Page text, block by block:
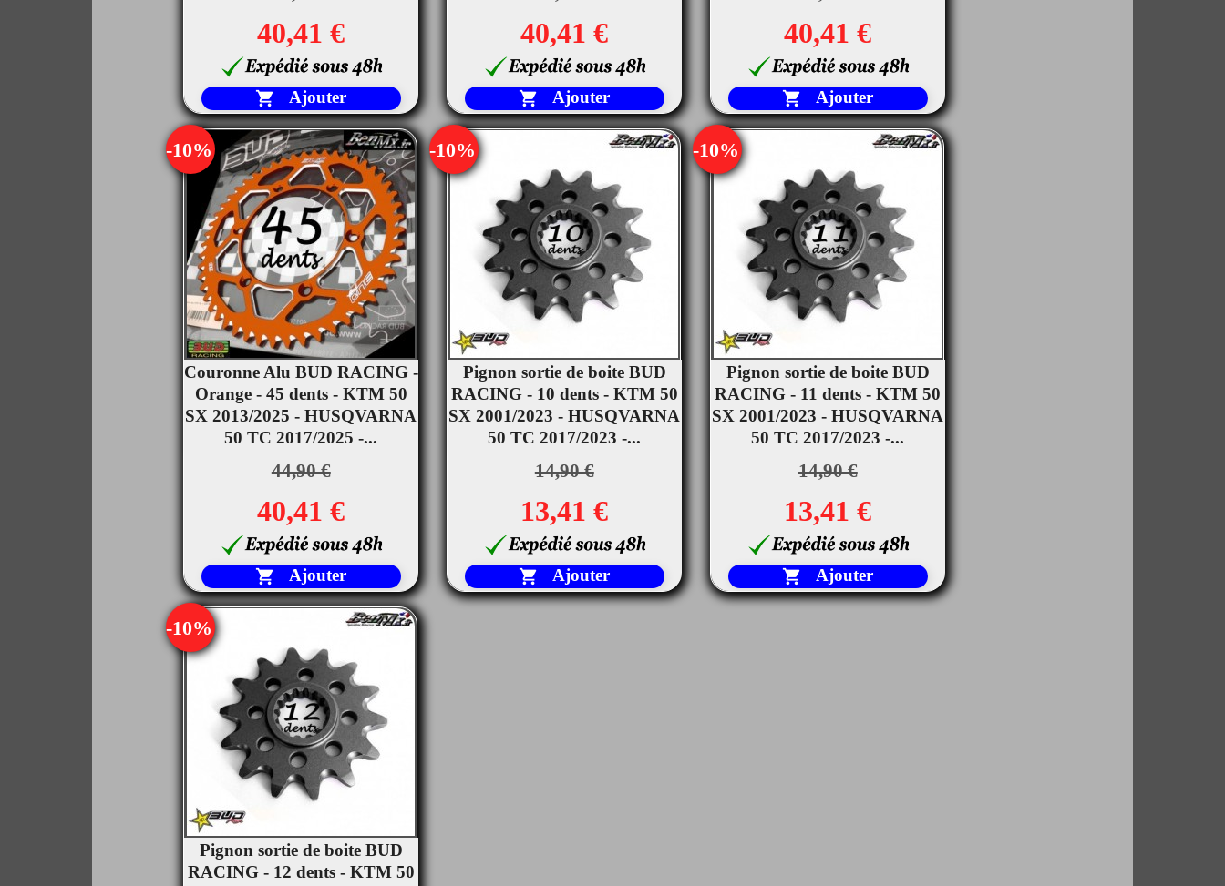
40,41 €
 Ajouter
40,41 €
 Ajouter
40,41 €
 Ajouter
Couronne Alu BUD RACING -
Orange - 45 dents - KTM 50
SX 2013/2025 - HUSQVARNA
50 TC 2017/2025 -...
44,90 €
-10%
40,41 €
 Ajouter
 Aperçu rapide
Pignon sortie de boite BUD
RACING - 10 dents - KTM 50
SX 2001/2023 - HUSQVARNA
50 TC 2017/2023 -...
14,90 €
-10%
13,41 €
 Ajouter
Aperçu rapide
Pignon sortie de boite BUD
RACING - 11 dents - KTM 50
SX 2001/2023 - HUSQVARNA
50 TC 2017/2023 -...
14,90 €
-10%
13,41 €
 Ajouter
Aperçu rapide
Pignon sortie de boite BUD
RACING - 12 dents - KTM 50
-10%
Aperçu rapide